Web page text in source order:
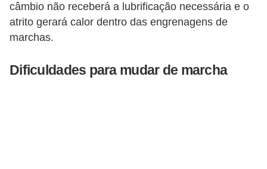
câmbio não receberá a lubrificação necessária e o
atrito gerará calor dentro das engrenagens de
marchas.
Dificuldades para mudar de marcha
i
a
s
s